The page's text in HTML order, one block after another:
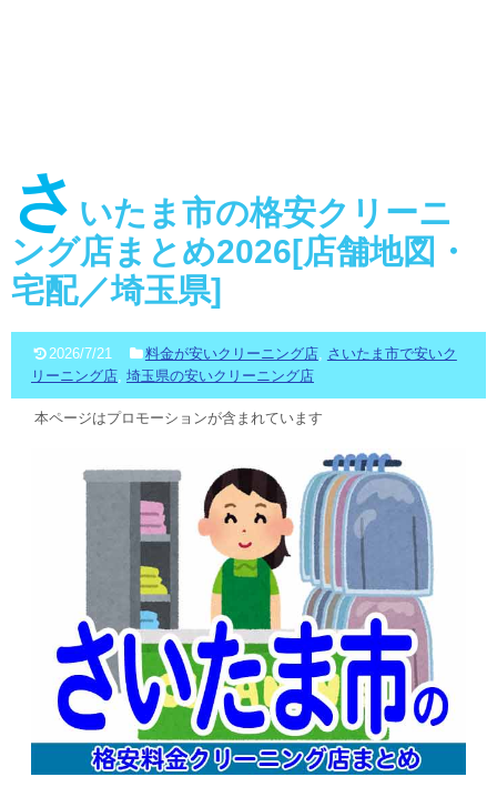
さ いたま市の格安クリーニ
ング店まとめ2026[店舗地図・
宅配／埼玉県]
2026/7/21 料金が安いクリーニング店, さいたま市で安いク
リーニング店, 埼玉県の安いクリーニング店
本ページはプロモーションが含まれています